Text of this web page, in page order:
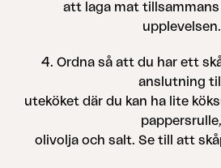
att laga mat tillsammans
upplevelsen.
4. Ordna så att du har ett
anslutning till
uteköket där du kan ha lite
pappersrulle,
olivolja och salt. Se till att